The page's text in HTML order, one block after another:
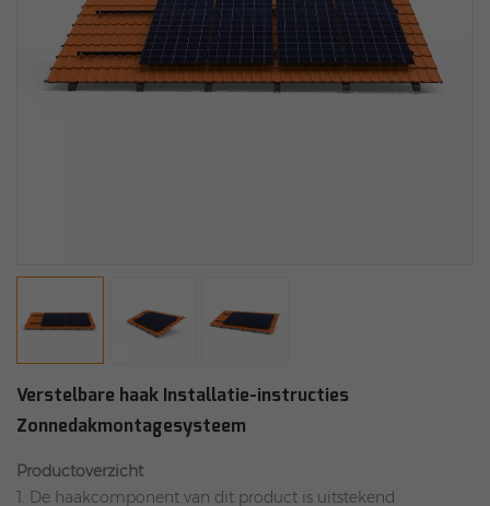
Verstelbare haak Installatie-instructies
Zonnedakmontagesysteem
Productoverzicht
1. De haakcomponent van dit product is uitstekend